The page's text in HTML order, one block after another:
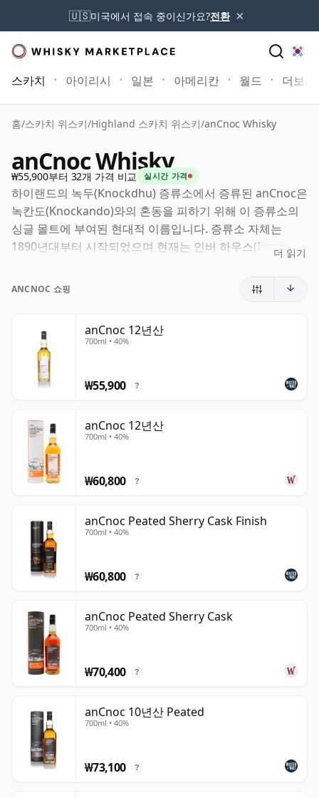
🇺🇸미국에서 접속 중이신가요?전환 ×
스카치 아이리시 일본 아메리칸 월드 더보기
홈/스카치 위스키/Highland 스카치 위스키/anCnoc Whisky
anCnoc Whisky
₩55,900부터 32개 가격 비교 실시간 가격
하이랜드의 녹두(Knockdhu) 증류소에서 증류된 anCnoc은
녹칸도(Knockando)와의 혼동을 피하기 위해 이 증류소의
싱글 몰트에 부여된 현대적 이름입니다. 증류소 자체는
1890년대부터 시작되었으며 현재는 인버 하우스(Inver
생산 방식과 보다 깔끔하고 현대적인 프레젠테이션을 결합
이 브랜드의 성장은 신중한 재출시와 애호가들에게 강하게
어필하는 프레젠테이션 스타일에 힘입은 바 큽니다. 많은 제
품들이 46% ABV로 병입되며, 대부분의 라인업에서
프레젠테이션을 강조합니다. 이러한 접근 방식은 신중한 캐
스크 선별과 함께 풍미의 명확성과 합리적인 가격 모두를 중
시하는 음주자들 사이에서 충성스러운 팔로워를 구축하는
데 도움이 되었습니다.
형 잡혀 있으며, 종종 꿀, 바닐라, 시트러스, 부드러운 과수원
과일의 노트를 보여주고, 때로는 표면 아래 희미한 스모크의
실이 감돌기도 합니다. 이러한 섬세하고 과일 주도적인 병입
제품들과 함께, anCnoc은 피트하트(Peatheart)와 같은 출
는 증류소가 근본적인 우아함을 유지하면서도 하나 이상의
영역에서 역량을 발휘할 수 있음을 보여줍니다.
더 읽기
ANCNOC 쇼핑
anCnoc 12년산
700ml • 40%
₩55,900 ?
anCnoc 12년산
700ml • 40%
₩60,800 ?
anCnoc Peated Sherry Cask Finish
700ml • 40%
₩60,800 ?
anCnoc Peated Sherry Cask
700ml • 40%
₩70,400 ?
anCnoc 10년산 Peated
700ml • 40%
₩73,100 ?